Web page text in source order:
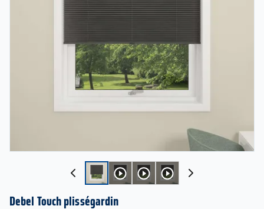
Debel Touch plisségardin